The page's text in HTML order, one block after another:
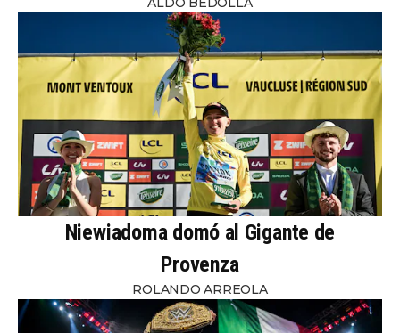
Niewiadoma domó al Gigante de
Provenza
ROLANDO ARREOLA